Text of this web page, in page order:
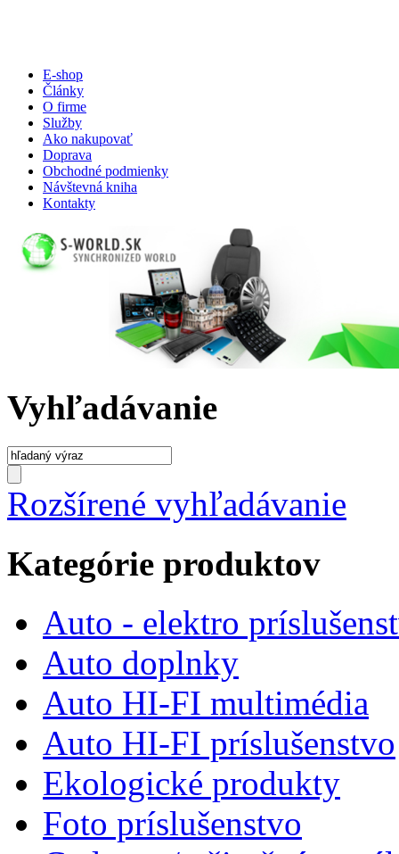
E-shop
Články
O firme
Služby
Ako nakupovať
Doprava
Obchodné podmienky
Návštevná kniha
Kontakty
Vyhľadávanie
Rozšírené vyhľadávanie
Kategórie produktov
Auto - elektro
Auto doplnky
Auto HI-FI multimédia
Auto HI-FI príslušenstvo
Ekologické produkty
Foto príslušenstvo